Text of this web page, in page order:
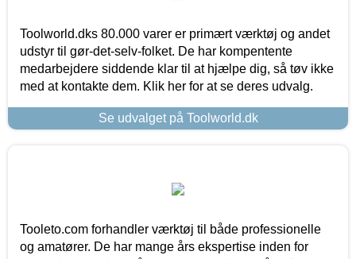
Toolworld.dks 80.000 varer er primært værktøj og andet
udstyr til gør-det-selv-folket. De har kompentente
medarbejdere siddende klar til at hjælpe dig, så tøv ikke
med at kontakte dem. Klik her for at se deres udvalg.
Se udvalget på Toolworld.dk
Tooleto.com forhandler værktøj til både professionelle
og amatører. De har mange års ekspertise inden for